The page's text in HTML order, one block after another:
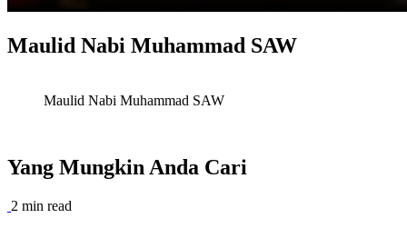
Maulid Nabi Muhammad SAW
Maulid Nabi Muhammad SAW
Yang Mungkin Anda Cari
2 min read